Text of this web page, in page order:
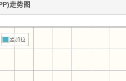
走势图
孟加拉